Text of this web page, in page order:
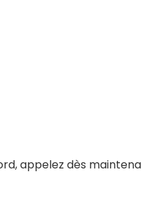
appelez dès